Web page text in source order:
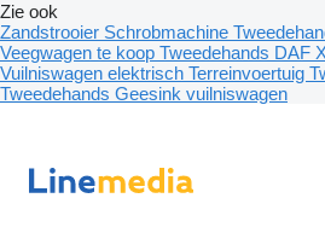
Zie ook
Zandstrooier Schrobmachine
Veegwagen te koop Tweedehands DAF
Vuilniswagen elektrisch Terreinvoertuig
Tweedehands Geesink vuilniswagen